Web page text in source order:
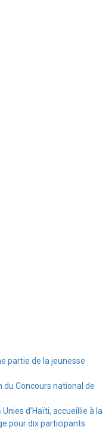
partie de la jeunesse
du Concours national de
d’Haïti, accueillie à la
pour dix participants